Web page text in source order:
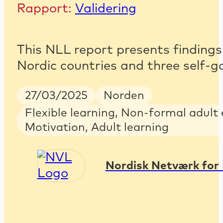
Rapport: Validering
This NLL report presents
Nordic countries and three self-
Publish Date
27/03/2025 Country
Norden
Keywords
Flexible learning, Non-formal
Motivation, Adult learning
Nordisk Netværk for